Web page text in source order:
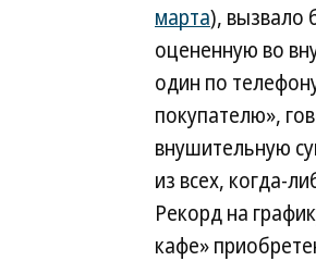
марта), вызвало
оцененную во
один по
покупателю»,
внушительную
из всех, когда-
Рекорд на
кафе»